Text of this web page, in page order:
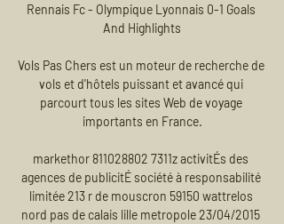
Rennais Fc - Olympique Lyonnais 0-1 Goals
And Highlights
Vols Pas Chers est un moteur de recherche de
vols et d'hôtels puissant et avancé qui
parcourt tous les sites Web de voyage
importants en France.
markethor 811028802 7311z activitÉs des
agences de publicitÉ société à responsabilité
limitée 213 r de mouscron 59150 wattrelos
nord pas de calais lille metropole 23/04/2015